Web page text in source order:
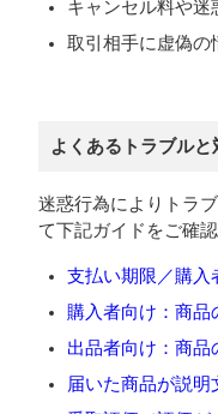
キャンセル料や迷
取引相手に虚偽の
よくあるトラブルと
迷惑行為によりトラ
て下記ガイドをご確認
支払い期限／購入
購入者向け：商品
出品者向け：商品
届いた商品が説明